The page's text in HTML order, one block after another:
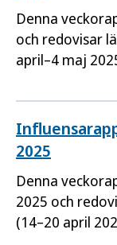
Denna
och redovisar
april–4 maj
2025
Denna
2025 och
(14–20 april